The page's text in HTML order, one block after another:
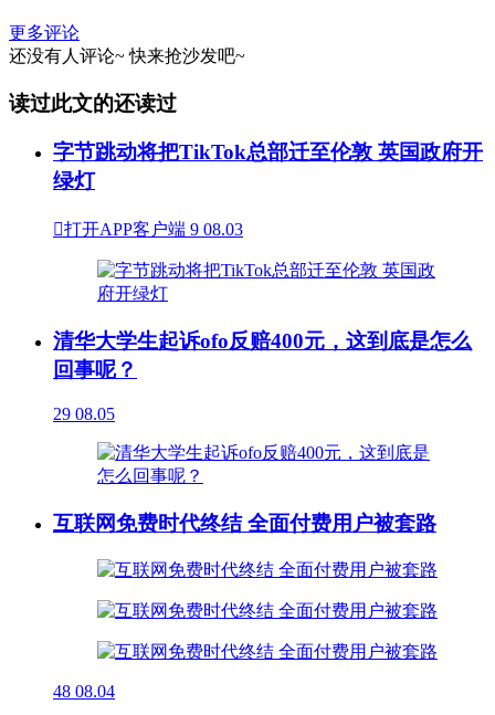
更多评论
还没有人评论~ 快来抢沙发吧~
读过此文的还读过
字节跳动将把TikTok总部迁至伦敦 英国政府开
绿灯
打开APP客户端 9 08.03
清华大学生起诉ofo反赔400元，这到底是怎么
回事呢？
29 08.05
互联网免费时代终结 全面付费用户被套路
48 08.04